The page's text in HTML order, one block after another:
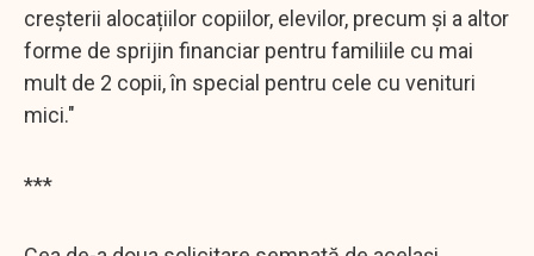
creșterii alocațiilor copiilor, elevilor, precum și a altor
forme de sprijin financiar pentru familiile cu mai
mult de 2 copii, în special pentru cele cu venituri
mici."
***